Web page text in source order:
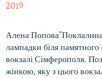
2019
Алена
лампадки біля
вокзалі Сімферополя.
жінкою, яку з цього